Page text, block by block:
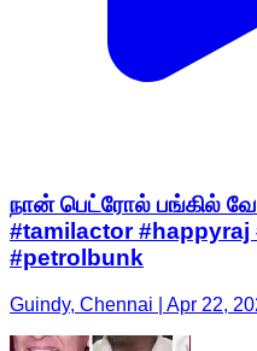
நான் பெட்ரோல் பங்கில்
#tamilactor
#petrolbunk
Guindy, Chennai | Apr 22,